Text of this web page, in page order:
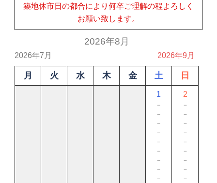
築地休市日の都合により何卒ご理解の程よろしく
お願い致します。
2026年8月
2026年7月 2026年9月
月 火 水 木 金 土 日
1
－
－
－
－
－
－
－
－
－
2
－
－
－
－
－
－
－
－
－